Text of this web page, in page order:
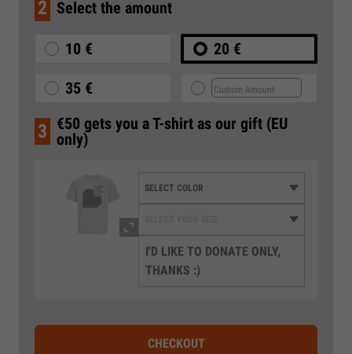
2 Select the amount
10 € 20 €
35 €
3 €50 gets you a T-shirt as our gift (EU
only)
I'D LIKE TO DONATE ONLY,
THANKS :)
CHECKOUT